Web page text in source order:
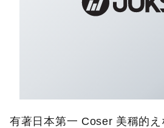
有著日本第一 Coser 美稱的